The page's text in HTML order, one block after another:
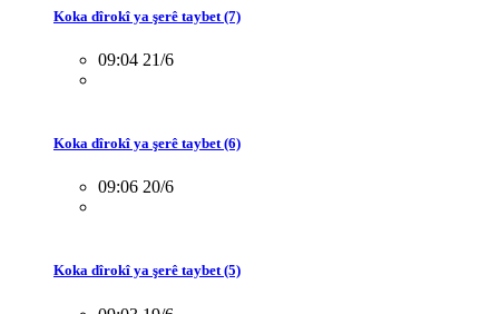
Koka dîrokî ya şerê taybet (7)
09:04 21/6
Koka dîrokî ya şerê taybet (6)
09:06 20/6
Koka dîrokî ya şerê taybet (5)